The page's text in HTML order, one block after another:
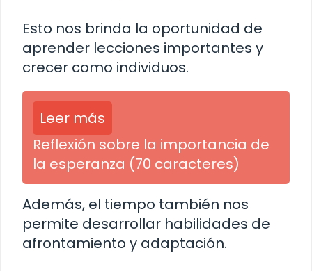
Esto nos brinda la oportunidad de
aprender lecciones importantes y
crecer como individuos.
Leer más
Reflexión sobre la importancia de
la esperanza (70 caracteres)
Además, el tiempo también nos
permite desarrollar habilidades de
afrontamiento y adaptación.